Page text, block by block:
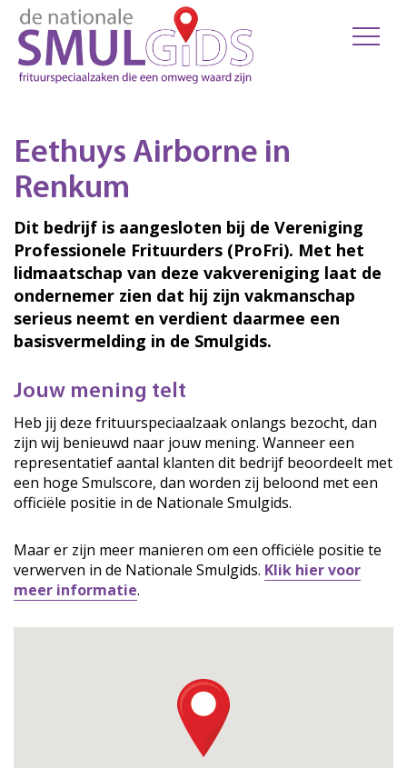
Eethuys Airborne in
Renkum
Dit bedrijf is aangesloten bij de Vereniging
Professionele Frituurders (ProFri). Met het
lidmaatschap van deze vakvereniging laat de
ondernemer zien dat hij zijn vakmanschap
serieus neemt en verdient daarmee een
basisvermelding in de Smulgids.
Jouw mening telt
Heb jij deze frituurspeciaalzaak onlangs bezocht, dan
zijn wij benieuwd naar jouw mening. Wanneer een
representatief aantal klanten dit bedrijf beoordeelt met
een hoge Smulscore, dan worden zij beloond met een
officiële positie in de Nationale Smulgids.
Maar er zijn meer manieren om een officiële positie te
verwerven in de Nationale Smulgids. Klik hier voor
meer informatie.